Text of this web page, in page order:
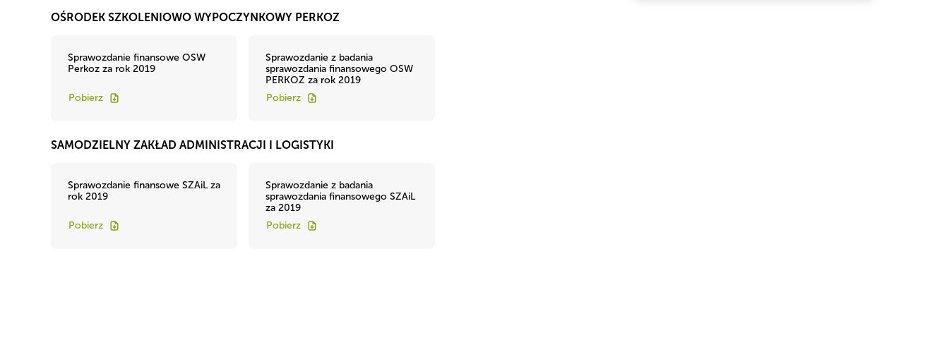
OŚRODEK SZKOLENIOWO WYPOCZYNKOWY PERKOZ
Sprawozdanie finansowe OSW
Perkoz za rok 2019
Pobierz
Sprawozdanie z badania
sprawozdania finansowego OSW
PERKOZ za rok 2019
Pobierz
SAMODZIELNY ZAKŁAD ADMINISTRACJI I LOGISTYKI
Sprawozdanie finansowe SZAiL za
rok 2019
Pobierz
Sprawozdanie z badania
sprawozdania finansowego SZAiL
za 2019
Pobierz